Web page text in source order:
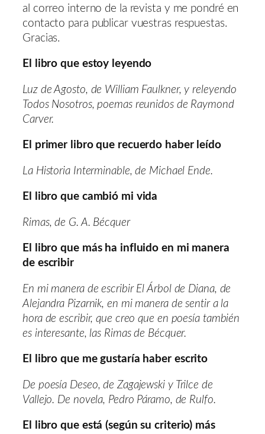
al correo interno de la revista y me pondré en
contacto para publicar vuestras respuestas.
Gracias.
El libro que estoy leyendo
Luz de Agosto, de William Faulkner, y releyendo
Todos Nosotros, poemas reunidos de Raymond
Carver.
El primer libro que recuerdo haber leído
La Historia Interminable, de Michael Ende.
El libro que cambió mi vida
Rimas, de G. A. Bécquer
El libro que más ha influido en mi manera
de escribir
En mi manera de escribir El Árbol de Diana, de
Alejandra Pizarnik, en mi manera de sentir a la
hora de escribir, que creo que en poesía también
es interesante, las Rimas de Bécquer.
El libro que me gustaría haber escrito
De poesía Deseo, de Zagajewski y Trilce de
Vallejo. De novela, Pedro Páramo, de Rulfo.
El libro que está (según su criterio) más